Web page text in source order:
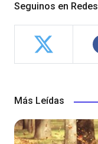
Seguinos en Redes
Más Leídas